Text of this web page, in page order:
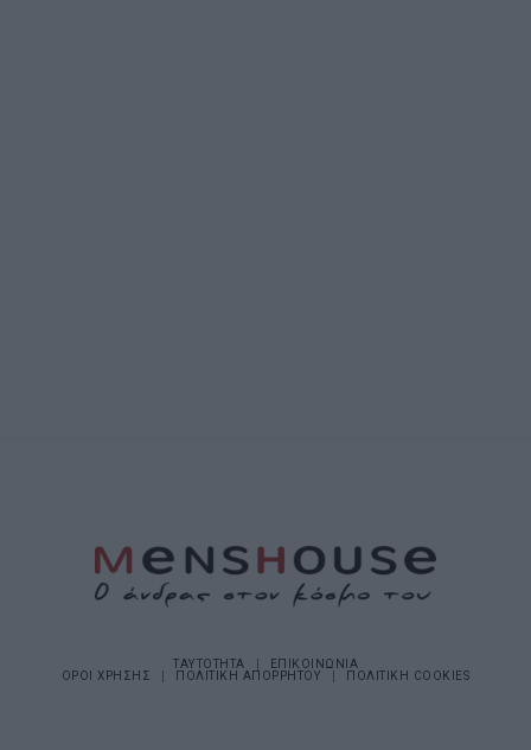
ΤΑΥΤΟΤΗΤΑ
ΕΠΙΚΟΙΝΩΝΙΑ
ΟΡΟΙ ΧΡΗΣΗΣ
ΠΟΛΙΤΙΚΗ ΑΠΟΡΡΗΤΟΥ ΠΟΛΙΤΙΚΗ COOKIES